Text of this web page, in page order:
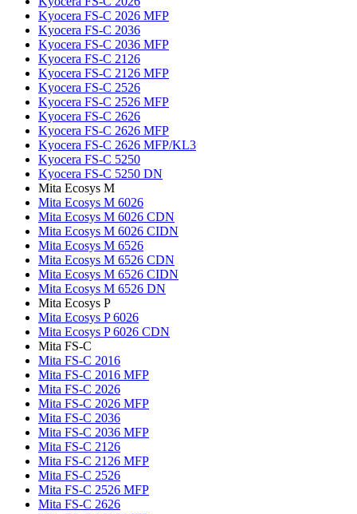
Kyocera FS-C 2026 MFP
Kyocera FS-C 2036
Kyocera FS-C 2036 MFP
Kyocera FS-C 2126
Kyocera FS-C 2126 MFP
Kyocera FS-C 2526
Kyocera FS-C 2526 MFP
Kyocera FS-C 2626
Kyocera FS-C 2626 MFP
Kyocera FS-C 2626 MFP/KL3
Kyocera FS-C 5250
Kyocera FS-C 5250 DN
Mita Ecosys M
Mita Ecosys M 6026
Mita Ecosys M 6026 CDN
Mita Ecosys M 6026 CIDN
Mita Ecosys M 6526
Mita Ecosys M 6526 CDN
Mita Ecosys M 6526 CIDN
Mita Ecosys M 6526 DN
Mita Ecosys P
Mita Ecosys P 6026
Mita Ecosys P 6026 CDN
Mita FS-C
Mita FS-C 2016
Mita FS-C 2016 MFP
Mita FS-C 2026
Mita FS-C 2026 MFP
Mita FS-C 2036
Mita FS-C 2036 MFP
Mita FS-C 2126
Mita FS-C 2126 MFP
Mita FS-C 2526
Mita FS-C 2526 MFP
Mita FS-C 2626